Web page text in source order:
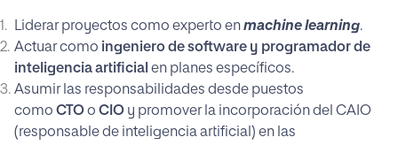
Liderar proyectos como experto enmachine learning.
Actuar como ingeniero de software y programador de
inteligencia artificial en planes específicos.
Asumir las responsabilidades desde puestos
como CTOo CIO y promover la incorporación del CAIO
(responsable de inteligencia artificial) en las